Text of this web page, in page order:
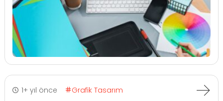
1+ yıl önce Grafik Tasarım